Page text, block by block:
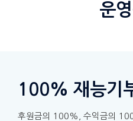
운
100% 재능기
후원금의 100%, 수익금의